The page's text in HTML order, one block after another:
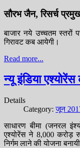
सौरभ जैन, रिसर्च
बाजार नये उच्चतम स्तरों
गिरावट कब आयेगी।
Read more...
न्यू इंडिया
Details
Category:जून
साधारण बीमा (जनरल
एश्योरेंस ने 8,000
निर्गम लाने की योजना